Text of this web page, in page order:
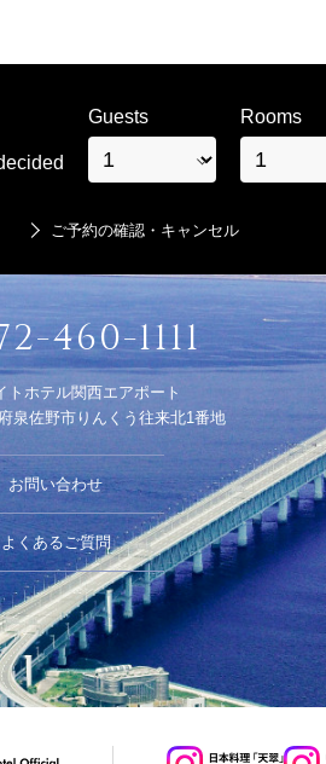
Guests Rooms
ご予約の確認・キャンセル
460-1111
トホテル関西エアポート
泉佐野市りんくう往来北1番地
お問い合わせ
よくあるご質問